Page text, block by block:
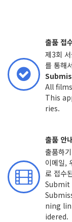
출품 접
제3회
를 통해
All
This
ries.
출품 안
출품하
이메일,
로 접수
Submit
ning
idered.